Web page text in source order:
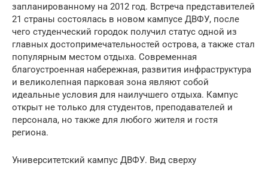
запланированному на 2012 год. Встреча представителей
21 страны состоялась в новом кампусе ДВФУ, после
чего студенческий городок получил статус одной из
главных достопримечательностей острова, а также стал
популярным местом отдыха. Современная
благоустроенная набережная, развития инфраструктура
и великолепная парковая зона являют собой
идеальные условия для наилучшего отдыха. Кампус
открыт не только для студентов, преподавателей и
персонала, но также для любого жителя и гостя
региона.
Университетский кампус ДВФУ. Вид сверху